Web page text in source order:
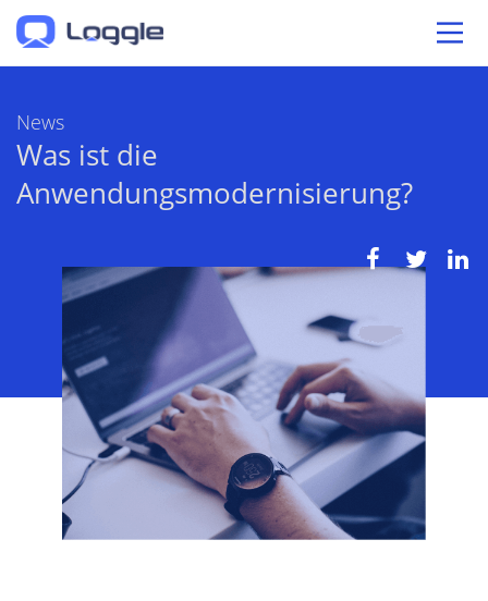
News
Was ist die
Anwendungsmodernisierung?